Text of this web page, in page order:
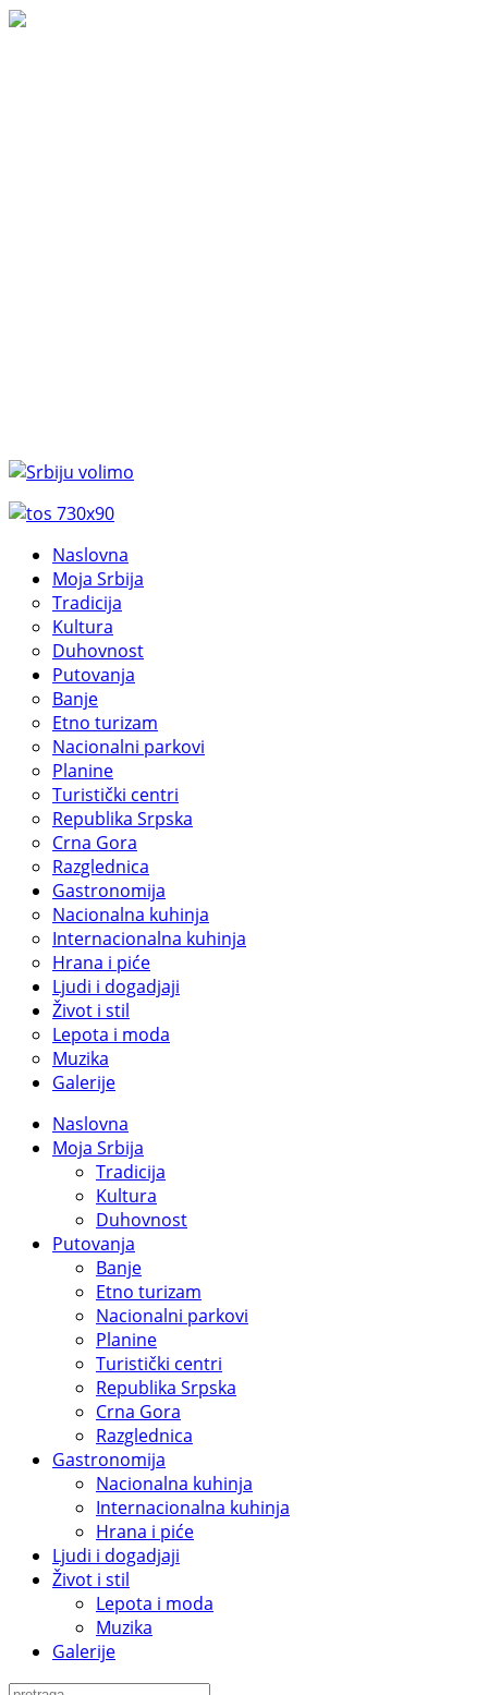
Naslovna
Moja Srbija
Tradicija
Kultura
Duhovnost
Putovanja
Banje
Etno turizam
Nacionalni parkovi
Planine
Turistički centri
Republika Srpska
Crna Gora
Razglednica
Gastronomija
Nacionalna kuhinja
Internacionalna kuhinja
Hrana i piće
Ljudi i dogadjaji
Život i stil
Lepota i moda
Muzika
Galerije
Naslovna
Moja Srbija
Tradicija
Kultura
Duhovnost
Putovanja
Banje
Etno turizam
Nacionalni parkovi
Planine
Turistički centri
Republika Srpska
Crna Gora
Razglednica
Gastronomija
Nacionalna kuhinja
Internacionalna kuhinja
Hrana i piće
Ljudi i dogadjaji
Život i stil
Lepota i moda
Muzika
Galerije